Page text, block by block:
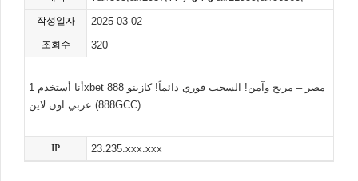
작성일자 2025-03-02
조회수 320
أنا أستخدم 1xbet مصر – مريح وآمن! السحب فوري دائماً! كازينو 888
عربي اون لاين (888GCC)
IP 23.235.xxx.xxx